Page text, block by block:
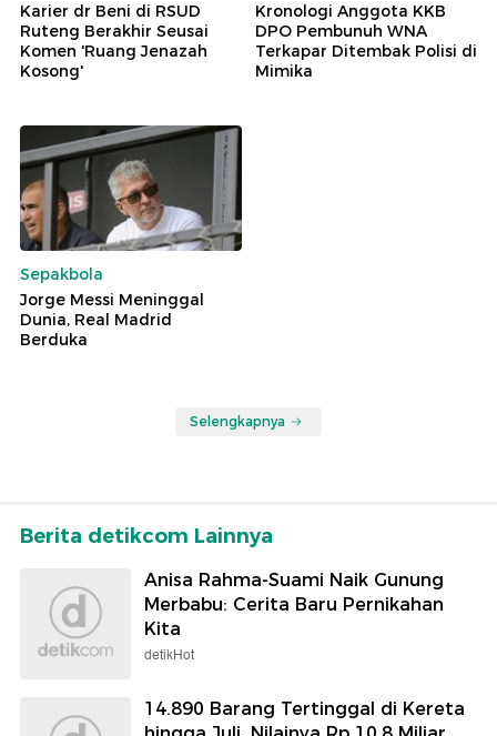
Karier dr Beni di RSUD
Ruteng Berakhir Seusai
Komen 'Ruang Jenazah
Kosong'
Kronologi Anggota KKB
DPO Pembunuh WNA
Terkapar Ditembak Polisi di
Mimika
Sepakbola
Jorge Messi Meninggal
Dunia, Real Madrid
Berduka
Selengkapnya
Berita detikcom Lainnya
Anisa Rahma-Suami Naik Gunung
Merbabu: Cerita Baru Pernikahan
Kita
detikHot
14.890 Barang Tertinggal di Kereta